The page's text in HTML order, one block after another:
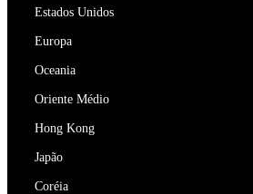
Estados Unidos
Europa
Oceania
Oriente Médio
Hong Kong
Japão
Coréia